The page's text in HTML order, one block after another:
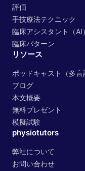
評価
手技療法テクニック
臨床アシスタント（AI）
臨床パターン
リソース
ポッドキャスト（多言
ブログ
本文概要
無料プレゼント
模擬試験
physiotutors
弊社について
お問い合わせ